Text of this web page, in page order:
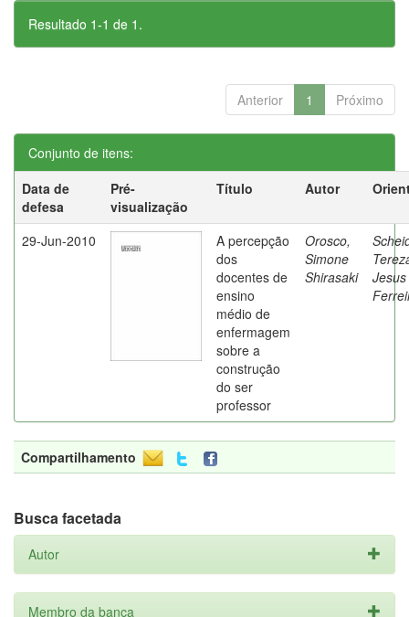
Resultado 1-1 de 1.
Anterior 1 Próximo
Conjunto de itens:
Data de
defesa
Pré-
visualização
Título Autor
29-Jun-2010
A percepção
dos
docentes de
ensino
médio de
enfermagem
sobre a
construção
do ser
professor
Orosco,
Simone
Shirasaki
Jesus
Compartilhamento
Busca facetada
Autor
Membro da banca